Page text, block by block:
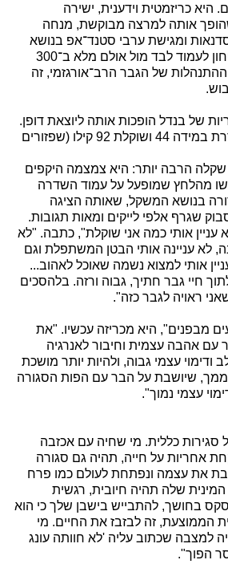
היא כריזמטית וידענית, ישירה
אותה למרצה מבוקשת, מנחה
ומגישת ערבי סטנד־אפ בנושא
מיניות. יש לה את הביטחון לעמוד לבד מול אולם מלא ב־300
של הגבר הרב־אורגזמי, זה
של בנדל הופכות אותה ליוצאת דופן.
גם המשקל. היא מתהדרת במידה 44 ושוקלת 92 קילו (שפזורים
שקלה הרבה יותר: היא צמצמה היקפים
מהלחץ שמופעל על עמוד השדרה
בנושא המשקל, שאותה הציגה
שגרף אלפי לייקים ומאות תגובות.
עניין אותי כמה אני שוקלת", כתבה. "לא
לא עניינה אותי הבטן המשתפלת וגם
אותי למצוא נשמה שאוכל לאהוב...
חיי גבר חתיך, גבוה ורזה. בלהסכים
ראויה לגבר כזה".
מבפנים", היא מכריזה עכשיו. "את
עם אהבה עצמית וחיבור לאנרגיה
עצמי גבוה, ולהיות יותר מושכת
שיושבת על הבר עם הפות הסגורה
עצמי נמוך".
סגירות כללית. מי שחיה עם אכזבה
אחריות על חייה, תהיה גם סגורה
את עצמה ונפתחת לעולם כמו פרח
שלה תהיה חיובית, רגשית
בחושך, להתבייש בישבן שלך כי הוא
הממוצעת, זה לבזבז את החיים. מי
למצבה שכתוב עליה 'לא חוותה עונג
הפוך".